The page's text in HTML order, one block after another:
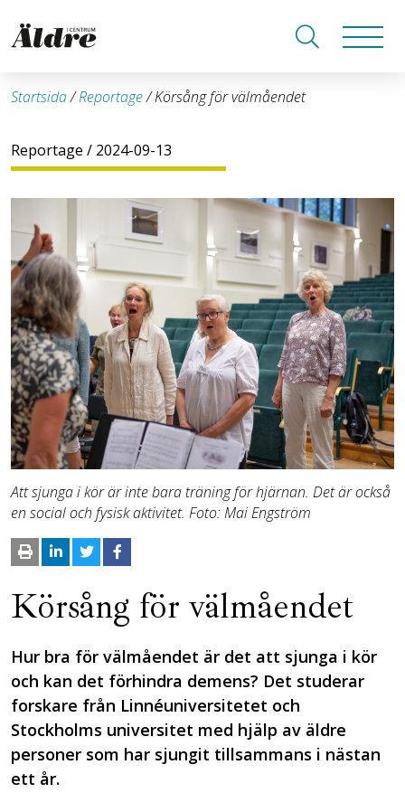
Startsida/Reportage/Körsång för välmåendet
Reportage / 2024-09-13
Att sjunga i kör är inte bara träning för hjärnan. Det är också
en social och fysisk aktivitet. Foto: Mai Engström
Körsång för välmåendet
Hur bra för välmåendet är det att sjunga i kör
och kan det förhindra demens? Det studerar
forskare från Linnéuniversitetet och
Stockholms universitet med hjälp av äldre
personer som har sjungit tillsammans i nästan
ett år.